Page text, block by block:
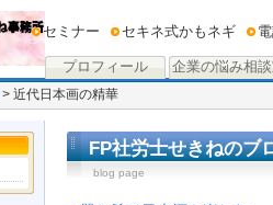
プロフィール 企業の悩み相
セミナー セキネ式かもネギ
> 近代日本画の精華
FP社労士せきねのブ
blog page